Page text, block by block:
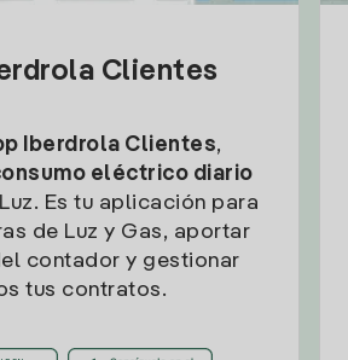
Clientes
Iberdrola Clientes,
eléctrico diario
Es tu aplicación para
de Luz y Gas, aportar
contador y gestionar
tus contratos.